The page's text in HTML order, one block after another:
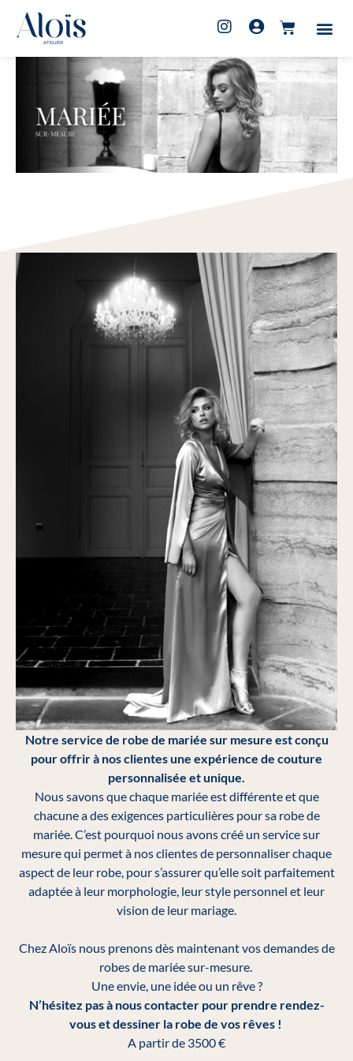
Notre service de robe de mariée sur mesure est conçu
pour offrir à nos clientes une expérience de couture
personnalisée et unique.
Nous savons que chaque mariée est différente et que
chacune a des exigences particulières pour sa robe de
mariée. C’est pourquoi nous avons créé un service sur
mesure qui permet à nos clientes de personnaliser chaque
aspect de leur robe, pour s’assurer qu’elle soit parfaitement
adaptée à leur morphologie, leur style personnel et leur
vision de leur mariage.
Chez Aloïs nous prenons dès maintenant vos demandes de
robes de mariée sur-mesure.
Une envie, une idée ou un rêve ?
N’hésitez pas à nous contacter pour prendre rendez-
vous et dessiner la robe de vos rêves !
A partir de 3500 €